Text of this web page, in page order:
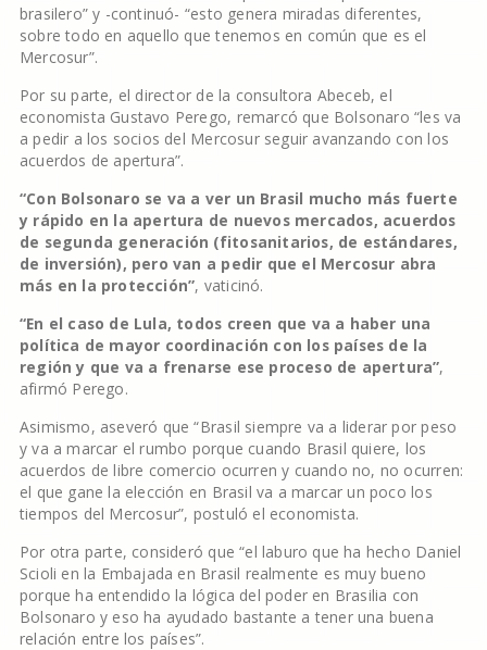
brasilero” y -continuó- “esto genera miradas diferentes,
sobre todo en aquello que tenemos en común que es el
Mercosur”.
Por su parte, el director de la consultora Abeceb, el
economista Gustavo Perego, remarcó que Bolsonaro “les va
a pedir a los socios del Mercosur seguir avanzando con los
acuerdos de apertura”.
“Con Bolsonaro se va a ver un Brasil mucho más fuerte
y rápido en la apertura de nuevos mercados, acuerdos
de segunda generación (fitosanitarios, de estándares,
de inversión), pero van a pedir que el Mercosur abra
más en la protección”, vaticinó.
“En el caso de Lula, todos creen que va a haber una
política de mayor coordinación con los países de la
región y que va a frenarse ese proceso de apertura”,
afirmó Perego.
Asimismo, aseveró que “Brasil siempre va a liderar por peso
y va a marcar el rumbo porque cuando Brasil quiere, los
acuerdos de libre comercio ocurren y cuando no, no ocurren:
el que gane la elección en Brasil va a marcar un poco los
tiempos del Mercosur”, postuló el economista.
Por otra parte, consideró que “el laburo que ha hecho Daniel
Scioli en la Embajada en Brasil realmente es muy bueno
porque ha entendido la lógica del poder en Brasilia con
Bolsonaro y eso ha ayudado bastante a tener una buena
relación entre los países”.